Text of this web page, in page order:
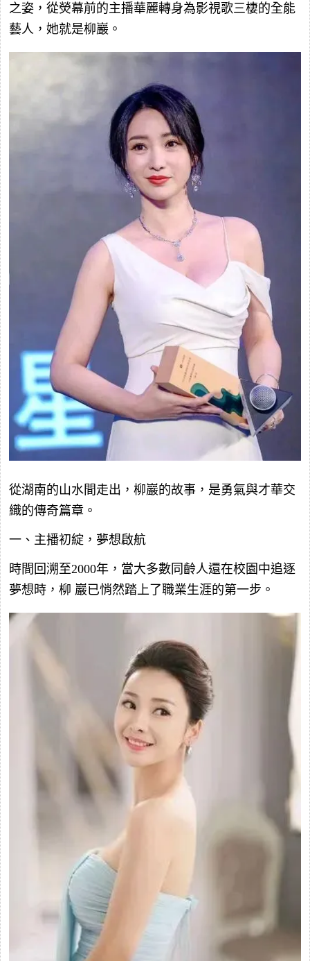
之姿，從熒幕前的主播華麗轉身為影視歌三棲的全能
藝人，她就是柳巖。
從湖南的山水間走出，柳巖的故事，是勇氣與才華交
織的傳奇篇章。
一、主播初綻，夢想啟航
時間回溯至2000年，當大多數同齡人還在校園中追逐
夢想時，柳 巖已悄然踏上了職業生涯的第一步。